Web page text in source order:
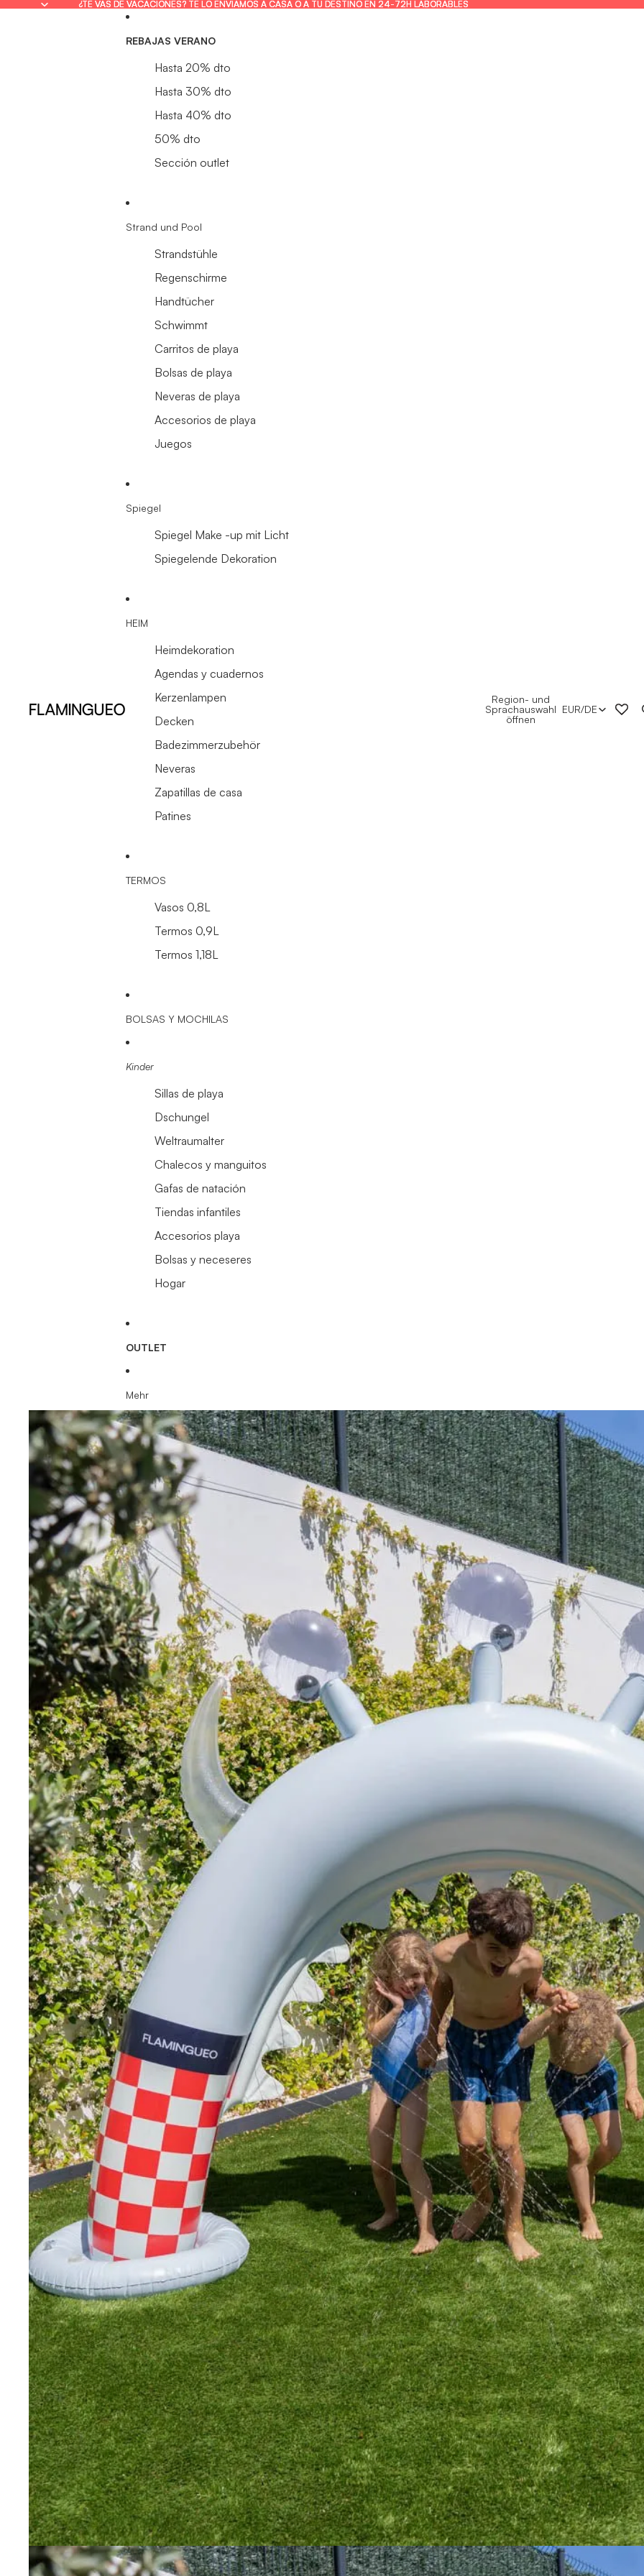
¿TE VAS DE VACACIONES? TE LO ENVIAMOS A CASA O A TU DESTINO EN 24-72H LABORABLES
¿TE VAS DE VACACIONES? TE LO ENVIAMOS A CASA O A TU DESTINO EN 24-72H LABORABLES
REBAJAS VERANO
Hasta 20% dto
Hasta 30% dto
Hasta 40% dto
50% dto
Sección outlet
Strand und Pool
Strandstühle
Regenschirme
Handtücher
Schwimmt
Carritos de playa
Bolsas de playa
Neveras de playa
Accesorios de playa
Juegos
Spiegel
Spiegel Make -up mit Licht
Spiegelende Dekoration
HEIM
Heimdekoration
Agendas y cuadernos
Kerzenlampen
Decken
Badezimmerzubehör
Neveras
Zapatillas de casa
Patines
TERMOS
Vasos 0,8L
Termos 0,9L
Termos 1,18L
BOLSAS Y MOCHILAS
Kinder
Sillas de playa
Dschungel
Weltraumalter
Chalecos y manguitos
Gafas de natación
Tiendas infantiles
Accesorios playa
Bolsas y neceseres
Hogar
OUTLET
Mehr
Region- und
Sprachauswahl
öffnen
EUR/DE